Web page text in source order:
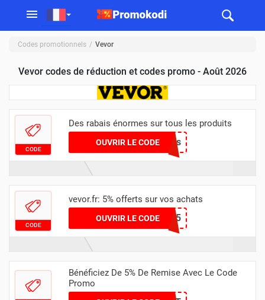
Codes promotionnels Vevor
Vevor codes de réduction et codes promo - Août 2026
CODE
Des rabais énormes sur tous les produits
OUVRIR LE CODEConçus
CODE
vevor.fr: 5% offerts sur vos achats
OUVRIR LE CODEVVKIT5
Bénéficiez De 5% De Remise Avec Le Code
Promo